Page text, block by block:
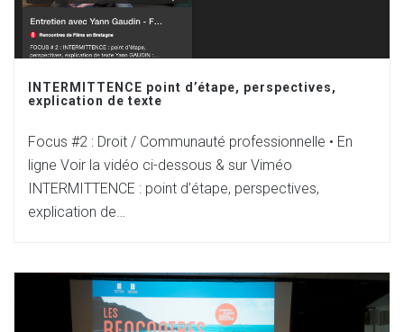
INTERMITTENCE point d’étape, perspectives,
explication de texte
Focus #2 : Droit / Communauté professionnelle • En
ligne Voir la vidéo ci-dessous & sur Viméo
INTERMITTENCE : point d’étape, perspectives,
explication de…